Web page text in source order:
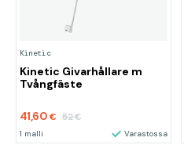
Kinetic
Kinetic Givarhållare m
Tvångfäste
41,60 € 52€
1 malli Varastossa